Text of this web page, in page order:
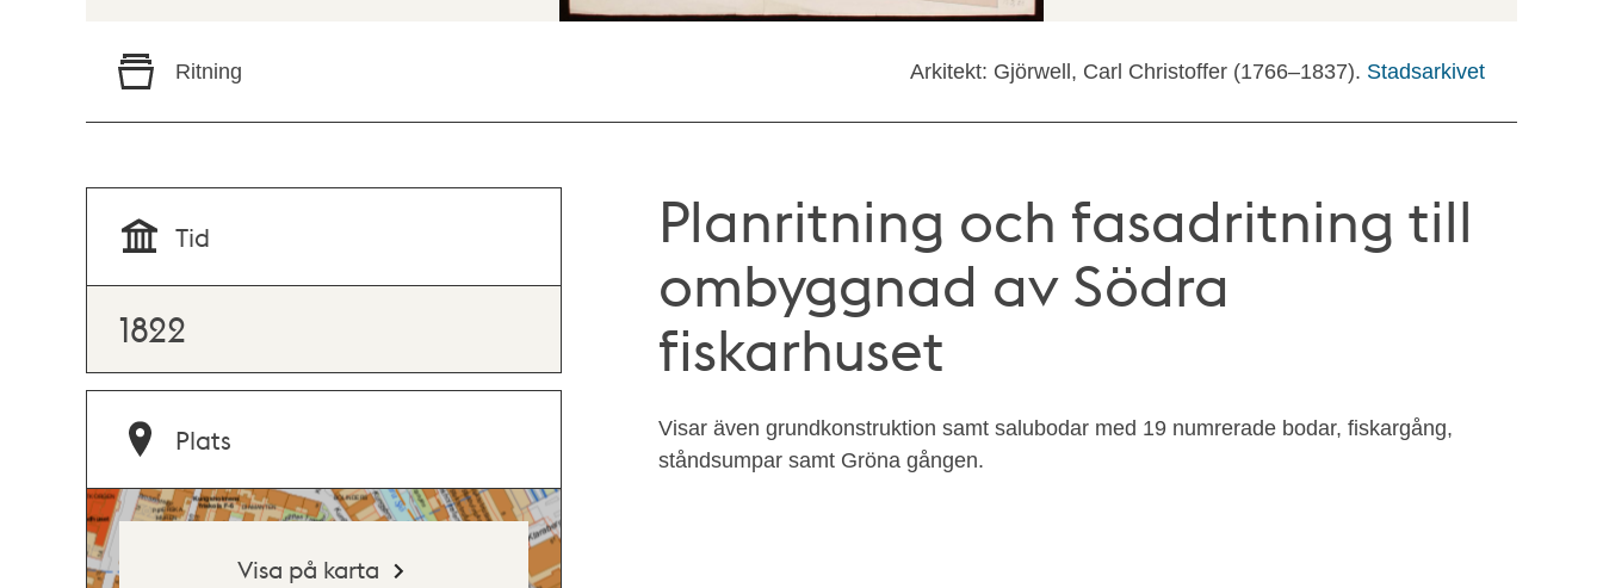
Ritning Arkitekt: Gjörwell, Carl Christoffer (1766–1837). Stadsarkivet
Planritning och fasadritning till
ombyggnad av Södra
fiskarhuset
Visar även grundkonstruktion samt salubodar med 19 numrerade bodar, fiskargång,
ståndsumpar samt Gröna gången.
Tid
1822
Plats
Visa på karta